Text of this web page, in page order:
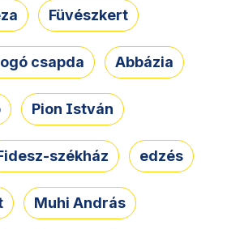
Füvészkert
csapda Abbázia
Pion István
székház edzés
Muhi András